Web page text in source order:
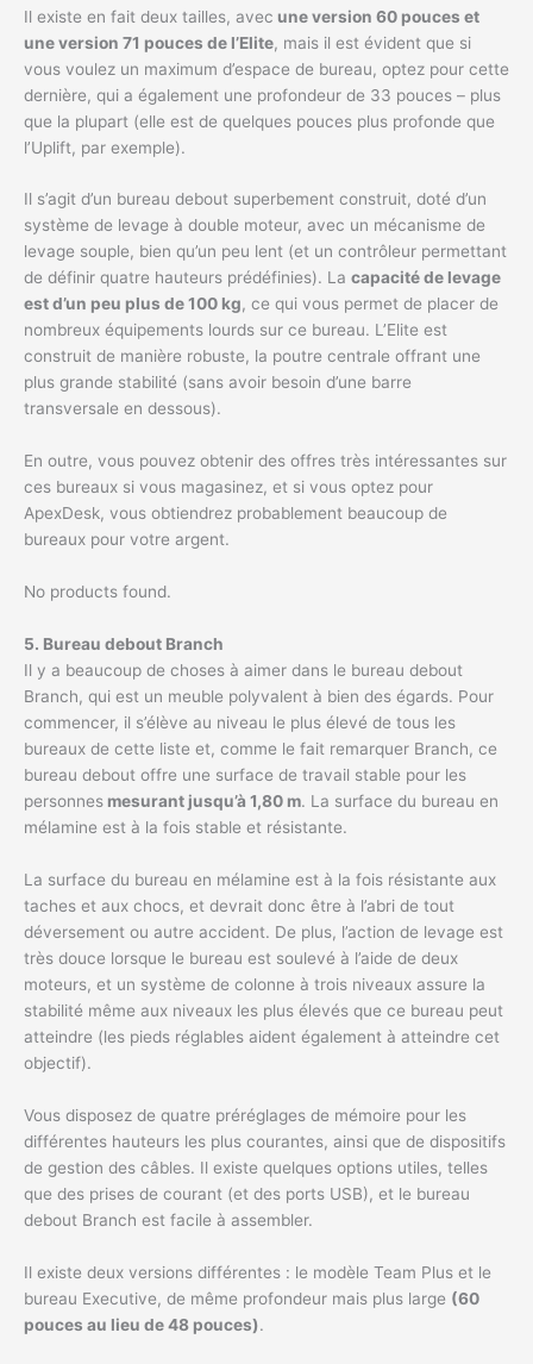
Il existe en fait deux tailles, avec une version 60 pouces et
une version 71 pouces de l’Elite, mais il est évident que si
vous voulez un maximum d’espace de bureau, optez pour cette
dernière, qui a également une profondeur de 33 pouces – plus
que la plupart (elle est de quelques pouces plus profonde que
l’Uplift, par exemple).
Il s’agit d’un bureau debout superbement construit, doté d’un
système de levage à double moteur, avec un mécanisme de
levage souple, bien qu’un peu lent (et un contrôleur permettant
de définir quatre hauteurs prédéfinies). La capacité de levage
est d’un peu plus de 100 kg, ce qui vous permet de placer de
nombreux équipements lourds sur ce bureau. L’Elite est
construit de manière robuste, la poutre centrale offrant une
plus grande stabilité (sans avoir besoin d’une barre
transversale en dessous).
En outre, vous pouvez obtenir des offres très intéressantes sur
ces bureaux si vous magasinez, et si vous optez pour
ApexDesk, vous obtiendrez probablement beaucoup de
bureaux pour votre argent.
No products found.
5. Bureau debout Branch
Il y a beaucoup de choses à aimer dans le bureau debout
Branch, qui est un meuble polyvalent à bien des égards. Pour
commencer, il s’élève au niveau le plus élevé de tous les
bureaux de cette liste et, comme le fait remarquer Branch, ce
bureau debout offre une surface de travail stable pour les
personnes mesurant jusqu’à 1,80 m. La surface du bureau en
mélamine est à la fois stable et résistante.
La surface du bureau en mélamine est à la fois résistante aux
taches et aux chocs, et devrait donc être à l’abri de tout
déversement ou autre accident. De plus, l’action de levage est
très douce lorsque le bureau est soulevé à l’aide de deux
moteurs, et un système de colonne à trois niveaux assure la
stabilité même aux niveaux les plus élevés que ce bureau peut
atteindre (les pieds réglables aident également à atteindre cet
objectif).
Vous disposez de quatre préréglages de mémoire pour les
différentes hauteurs les plus courantes, ainsi que de dispositifs
de gestion des câbles. Il existe quelques options utiles, telles
que des prises de courant (et des ports USB), et le bureau
debout Branch est facile à assembler.
Il existe deux versions différentes : le modèle Team Plus et le
bureau Executive, de même profondeur mais plus large (60
pouces au lieu de 48 pouces).